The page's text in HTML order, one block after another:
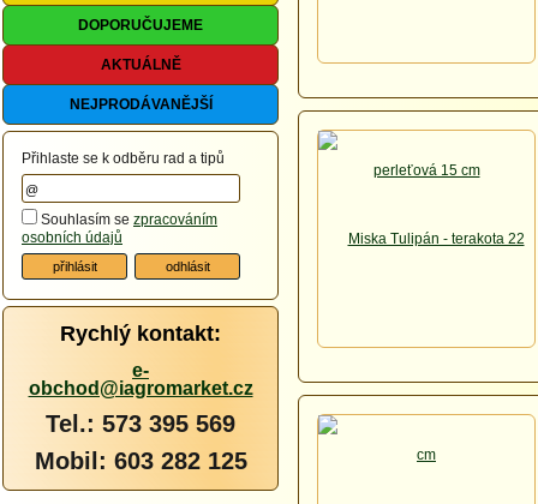
DOPORUČUJEME
AKTUÁLNĚ
NEJPRODÁVANĚJŠÍ
Přihlaste se k odběru rad a tipů
Souhlasím se zpracováním
osobních údajů
Rychlý kontakt:
e-
obchod@iagromarket.cz
Tel.: 573 395 569
Mobil: 603 282 125